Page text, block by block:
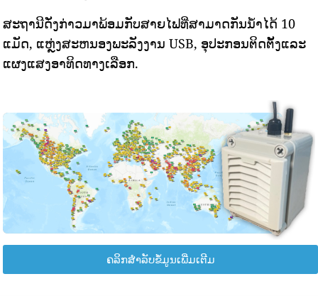
ສະຖານີດັ່ງກ່າວມາພ້ອມກັບສາຍໄຟທີ່ສາມາດກັນນ້ໍາໄດ້ 10
ແມັດ, ແຫຼ່ງສະຫນອງພະລັງງານ USB, ອຸປະກອນຕິດຕັ້ງແລະ
ແຜງແສງອາທິດທາງເລືອກ.
ຄລິກສຳລັບຂໍ້ມູນເພີ່ມເຕີມ